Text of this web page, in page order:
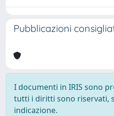
Pubblicazioni
I documenti in IRIS sono
tutti i diritti sono riservati,
indicazione.